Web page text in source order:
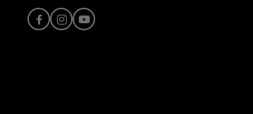
Facebook
Instagram
Youtube